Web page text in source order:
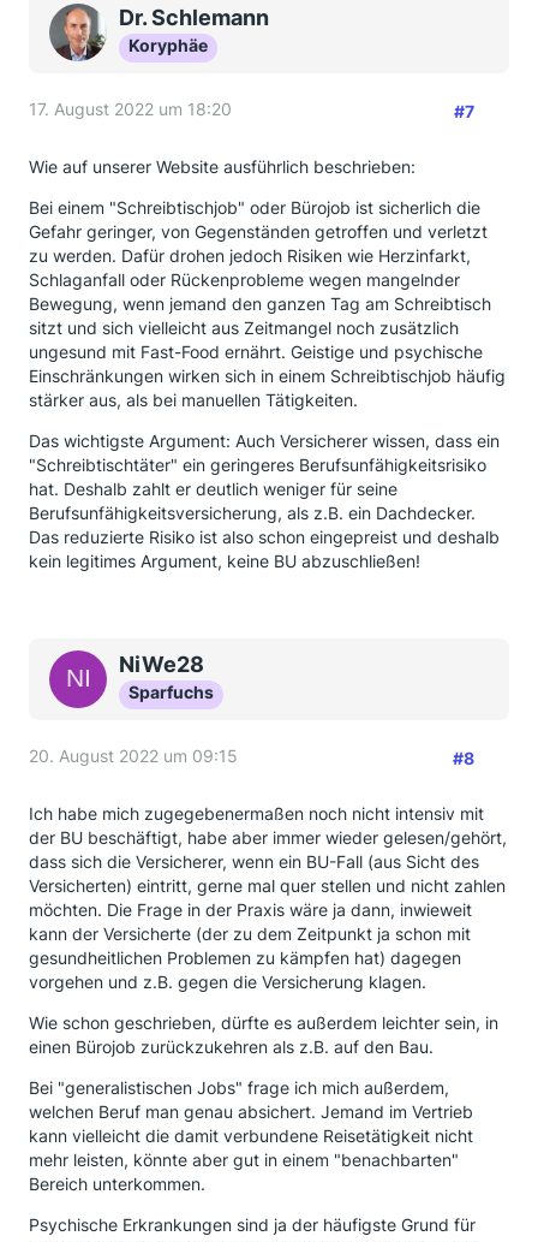
Dr. Schlemann
Koryphäe
17. August 2022 um 18:20 #7
Wie auf unserer Website ausführlich beschrieben:
Bei einem "Schreibtischjob" oder Bürojob ist sicherlich die
Gefahr geringer, von Gegenständen getroffen und verletzt
zu werden. Dafür drohen jedoch Risiken wie Herzinfarkt,
Schlaganfall oder Rückenprobleme wegen mangelnder
Bewegung, wenn jemand den ganzen Tag am Schreibtisch
sitzt und sich vielleicht aus Zeitmangel noch zusätzlich
ungesund mit Fast-Food ernährt. Geistige und psychische
Einschränkungen wirken sich in einem Schreibtischjob häufig
stärker aus, als bei manuellen Tätigkeiten.
Das wichtigste Argument: Auch Versicherer wissen, dass ein
"Schreibtischtäter" ein geringeres Berufsunfähigkeitsrisiko
hat. Deshalb zahlt er deutlich weniger für seine
Berufsunfähigkeitsversicherung, als z.B. ein Dachdecker.
Das reduzierte Risiko ist also schon eingepreist und deshalb
kein legitimes Argument, keine BU abzuschließen!
NiWe28
Sparfuchs
20. August 2022 um 09:15 #8
Ich habe mich zugegebenermaßen noch nicht intensiv mit
der BU beschäftigt, habe aber immer wieder gelesen/gehört,
dass sich die Versicherer, wenn ein BU-Fall (aus Sicht des
Versicherten) eintritt, gerne mal quer stellen und nicht zahlen
möchten. Die Frage in der Praxis wäre ja dann, inwieweit
kann der Versicherte (der zu dem Zeitpunkt ja schon mit
gesundheitlichen Problemen zu kämpfen hat) dagegen
vorgehen und z.B. gegen die Versicherung klagen.
Wie schon geschrieben, dürfte es außerdem leichter sein, in
einen Bürojob zurückzukehren als z.B. auf den Bau.
Bei "generalistischen Jobs" frage ich mich außerdem,
welchen Beruf man genau absichert. Jemand im Vertrieb
kann vielleicht die damit verbundene Reisetätigkeit nicht
mehr leisten, könnte aber gut in einem "benachbarten"
Bereich unterkommen.
Psychische Erkrankungen sind ja der häufigste Grund für